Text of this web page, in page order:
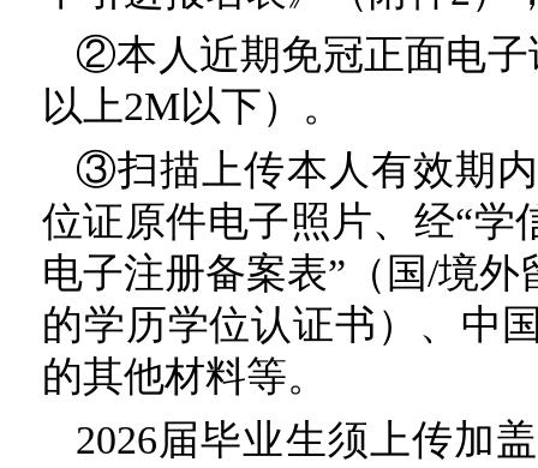
②本人近期免冠正面电子
以上2M以下）。
③扫描上传本人有效期
位证原件电子照片、经“学
电子注册备案表”（国/境
的学历学位认证书）、中
的其他材料等。
2026届毕业生须上传加